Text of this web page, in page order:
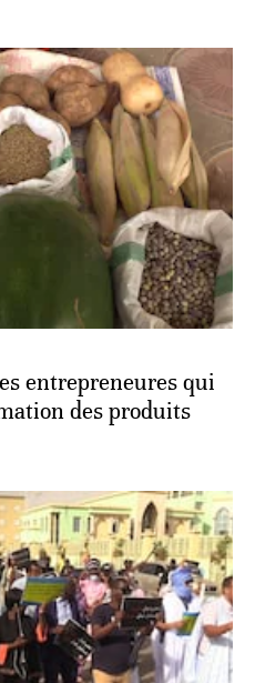
entrepreneures qui
des produits